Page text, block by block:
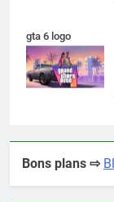
gta 6 logo
Bons plans ⇨